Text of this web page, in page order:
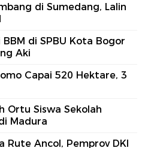
di Sumedang, Lalin
di SPBU Kota Bogor
Aki
Capai 520 Hektare, 3
Ortu Siswa Sekolah
Madura
Rute Ancol, Pemprov DKI